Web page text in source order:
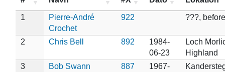
1
Pierre-André
Crochet
922 ???,
2 Chris Bell 892
1984-
06-23
Loch
Highland
3
Bob Swann 887
1967-